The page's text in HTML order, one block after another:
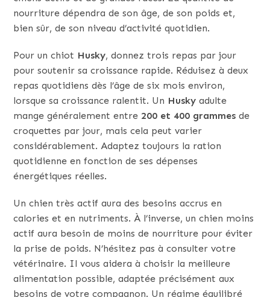
nourriture dépendra de son âge, de son poids et,
bien sûr, de son niveau d’activité quotidien.
Pour un chiot Husky, donnez trois repas par jour
pour soutenir sa croissance rapide. Réduisez à deux
repas quotidiens dès l’âge de six mois environ,
lorsque sa croissance ralentit. Un Husky adulte
mange généralement entre 200 et 400 grammes de
croquettes par jour, mais cela peut varier
considérablement. Adaptez toujours la ration
quotidienne en fonction de ses dépenses
énergétiques réelles.
Un chien très actif aura des besoins accrus en
calories et en nutriments. À l’inverse, un chien moins
actif aura besoin de moins de nourriture pour éviter
la prise de poids. N’hésitez pas à consulter votre
vétérinaire. Il vous aidera à choisir la meilleure
alimentation possible, adaptée précisément aux
besoins de votre compagnon. Un régime équilibré